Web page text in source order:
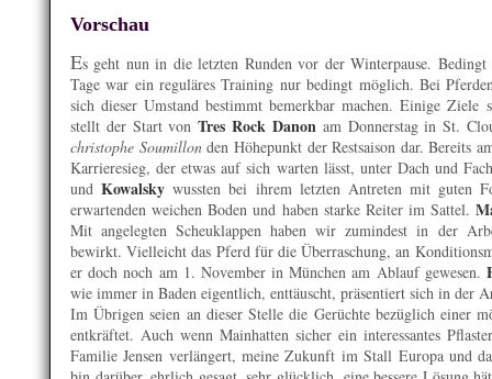
Vorschau
Es geht nun in die letzten Runden vor der Winterpause. Bedingt
Tage war ein reguläres Training nur bedingt möglich. Bei
sich dieser Umstand bestimmt bemerkbar machen. Einige Ziele
stellt der Start vonTres Rock Danonam Donnerstag in St.
christophe Soumillonden Höhepunkt der Restsaison dar. Bereits
Karrieresieg, der etwas auf sich warten lässt, unter Dach und
undKowalsky wussten bei ihrem letzten Antreten mit guten
erwartenden weichen Boden und haben starke Reiter im Sattel.
Mit angelegten Scheuklappen haben wir zumindest in der
bewirkt. Vielleicht das Pferd für die Überraschung, an
er doch noch am 1. November in München am Ablauf gewesen.
wie immer in Baden eigentlich, enttäuscht, präsentiert sich in der
Im Übrigen seien an dieser Stelle die Gerüchte bezüglich einer
entkräftet. Auch wenn Mainhatten sicher ein interessantes
Familie Jensen verlängert, meine Zukunft im Stall Europa und